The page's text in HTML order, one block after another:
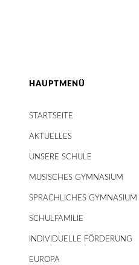
HAUPTMENÜ
STARTSEITE
AKTUELLES
UNSERE SCHULE
MUSISCHES GYMNASIUM
SPRACHLICHES GYMNASIUM
SCHULFAMILIE
INDIVIDUELLE FÖRDERUNG
EUROPA